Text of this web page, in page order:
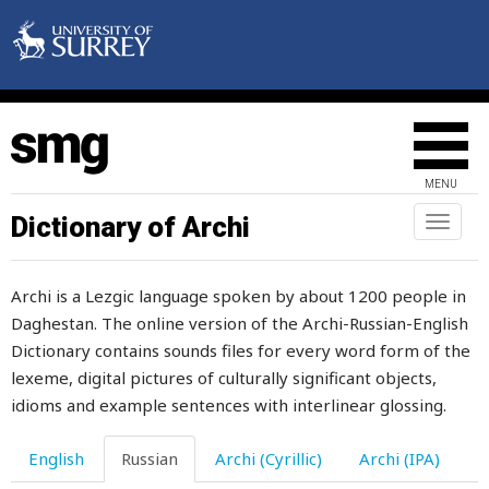
MENU
Toggle
Dictionary of Archi
Archi is a Lezgic language spoken by about 1200 people in
Daghestan. The online version of the Archi-Russian-English
Dictionary contains sounds files for every word form of the
lexeme, digital pictures of culturally significant objects,
idioms and example sentences with interlinear glossing.
English Russian Archi (Cyrillic) Archi (IPA)
нагромождать
надевать
надежда
надежный
надеяться
надоедание
надоедать
надоедливый